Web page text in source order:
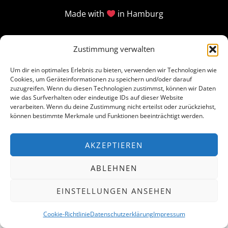
Zustimmung verwalten
Um dir ein optimales Erlebnis zu bieten, verwenden wir Technologien wie
Cookies, um Geräteinformationen zu speichern und/oder darauf
zuzugreifen. Wenn du diesen Technologien zustimmst, können wir Daten
wie das Surfverhalten oder eindeutige IDs auf dieser Website
verarbeiten. Wenn du deine Zustimmung nicht erteilst oder zurückziehst,
können bestimmte Merkmale und Funktionen beeinträchtigt werden.
AKZEPTIEREN
ABLEHNEN
EINSTELLUNGEN ANSEHEN
Cookie-RichtlinieDatenschutzerklärungImpressum
Made with in Hamburg